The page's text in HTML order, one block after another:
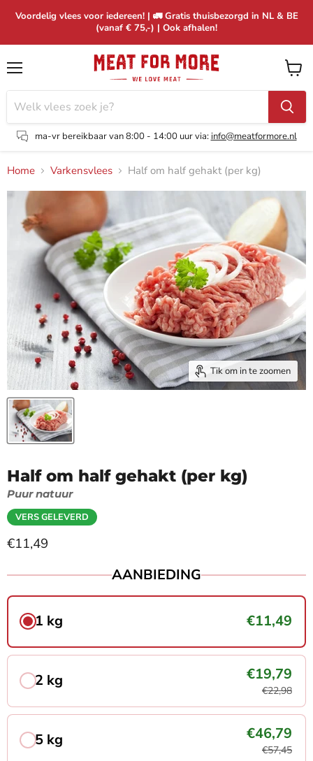
Voordelig vlees voor iedereen! | 🚛 Gratis thuisbezorgd in NL & BE
(vanaf € 75,-) | Ook afhalen!
ma-vr bereikbaar van 8:00 - 14:00 uur via:info@meatformore.nl
Home Varkensvlees Half om half gehakt (per kg)
Tik om in te zoomen
Half om half gehakt (per kg)
Puur natuur
VERS GELEVERD
Huidige prijs
€11,49
AANBIEDING
1 kg €11,49
2 kg €19,79
€22,98
5 kg €46,79
€57,45